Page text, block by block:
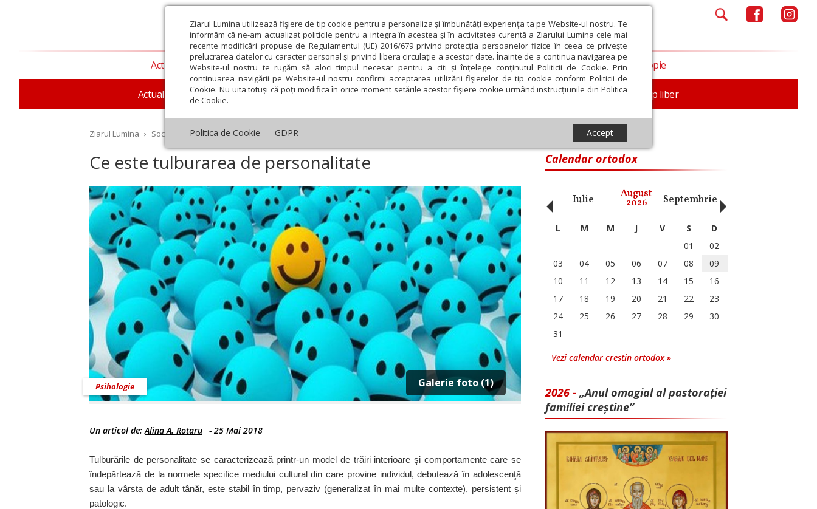
Ziarul Lumina utilizează fişiere de tip cookie pentru a personaliza și îmbunătăți experiența ta pe Website-ul nostru. Te
informăm că ne-am actualizat politicile pentru a integra în acestea și în activitatea curentă a Ziarului Lumina cele mai
recente modificări propuse de Regulamentul (UE) 2016/679 privind protecția persoanelor fizice în ceea ce privește
prelucrarea datelor cu caracter personal și privind libera circulație a acestor date. Înainte de a continua navigarea pe
Website-ul nostru te rugăm să aloci timpul necesar pentru a citi și înțelege conținutul Politicii de Cookie. Prin
continuarea navigării pe Website-ul nostru confirmi acceptarea utilizării fişierelor de tip cookie conform Politicii de
Cookie. Nu uita totuși că poți modifica în orice moment setările acestor fişiere cookie urmând instrucțiunile din Politica
de Cookie.
Politica de Cookie GDPR Accept
Actualitate religioasă Teologie și spiritualitate Educaţie și Cultură Societate
Actualitate socială Sănătate Analiză Reportaj Psihologie Religie și știință Familie Timp liber
Opinii Filantropie
Ziarul Lumina › Societate › Psihologie › Ce este tulburarea de personalitate
Ce este tulburarea de personalitate
Galerie foto (1)
Psihologie
Un articol de:Alina A. Rotaru - 25 Mai 2018
Tulburările de personalitate se caracterizează printr‑un model de trăiri interioare şi comportamente care se
îndepărtează de la normele specifice mediului cultural din care provine individul, debutează în adolescenţă
sau la vârsta de adult tânăr, este stabil în timp, pervaziv (generalizat în mai multe contexte), persistent și
patologic.
Calendar ortodox
Octombrie Noiembrie Decembrie Ianuarie Februarie Martie Aprilie Mai Iunie Iulie August
2026 Septembrie Octombrie
‹ L M M J V S
D
01
02
03
04 05 06 07 08
09
10
11 12 13 14 15
16
17
18 19 20 21 22
23
24
25 26 27 28 29
30
31
Vezi calendar crestin ortodox »
2026 - „Anul omagial al pastorației
familiei creștine”